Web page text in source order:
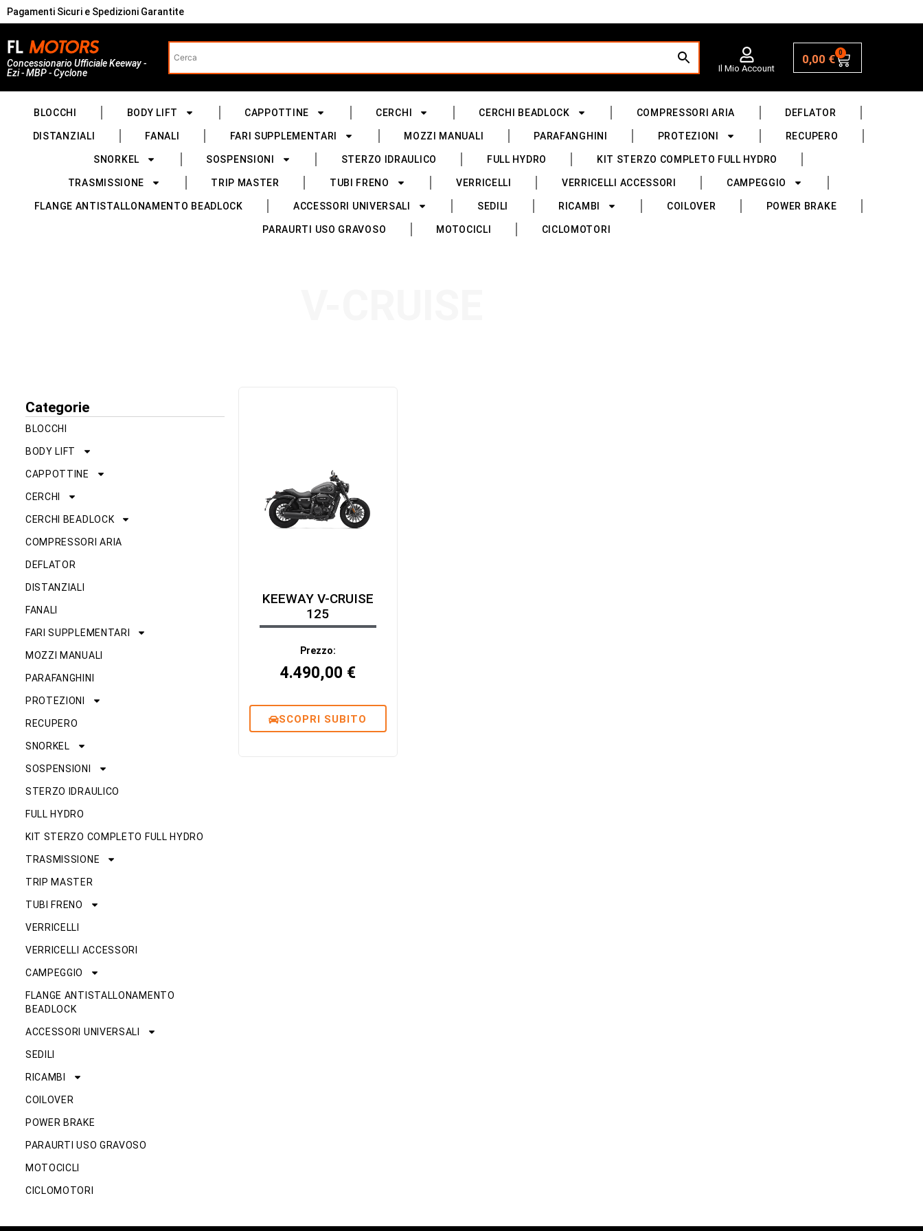
Pagamenti Sicuri e Spedizioni Garantite
Concessionario Ufficiale Keeway -
Ezi - MBP - Cyclone
Il Mio Account
0,00 € 0
BLOCCHI BODY LIFT CAPPOTTINE CERCHI CERCHI BEADLOCK COMPRESSORI ARIA DEFLATOR
DISTANZIALI FANALI FARI SUPPLEMENTARI MOZZI MANUALI PARAFANGHINI PROTEZIONI RECUPERO
SNORKEL SOSPENSIONI STERZO IDRAULICO FULL HYDRO KIT STERZO COMPLETO FULL HYDRO
TRASMISSIONE TRIP MASTER TUBI FRENO VERRICELLI VERRICELLI ACCESSORI CAMPEGGIO
FLANGE ANTISTALLONAMENTO BEADLOCK ACCESSORI UNIVERSALI SEDILI RICAMBI COILOVER POWER BRAKE
PARAURTI USO GRAVOSO MOTOCICLI CICLOMOTORI
Categorie
BLOCCHI
BODY LIFT
CAPPOTTINE
CERCHI
CERCHI BEADLOCK
COMPRESSORI ARIA
DEFLATOR
DISTANZIALI
FANALI
FARI SUPPLEMENTARI
MOZZI MANUALI
PARAFANGHINI
PROTEZIONI
RECUPERO
SNORKEL
SOSPENSIONI
STERZO IDRAULICO
FULL HYDRO
KIT STERZO COMPLETO FULL HYDRO
TRASMISSIONE
TRIP MASTER
TUBI FRENO
VERRICELLI
VERRICELLI ACCESSORI
CAMPEGGIO
FLANGE ANTISTALLONAMENTO
BEADLOCK
ACCESSORI UNIVERSALI
SEDILI
RICAMBI
COILOVER
POWER BRAKE
PARAURTI USO GRAVOSO
MOTOCICLI
CICLOMOTORI
KEEWAY V-CRUISE
125
Prezzo:
4.490,00 €
SCOPRI SUBITO